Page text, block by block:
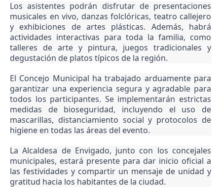
Los asistentes podrán disfrutar de presentaciones
musicales en vivo, danzas folclóricas, teatro callejero
y exhibiciones de artes plásticas. Además, habrá
actividades interactivas para toda la familia, como
talleres de arte y pintura, juegos tradicionales y
degustación de platos típicos de la región.
El Concejo Municipal ha trabajado arduamente para
garantizar una experiencia segura y agradable para
todos los participantes. Se implementarán estrictas
medidas de bioseguridad, incluyendo el uso de
mascarillas, distanciamiento social y protocolos de
higiene en todas las áreas del evento.
La Alcaldesa de Envigado, junto con los concejales
municipales, estará presente para dar inicio oficial a
las festividades y compartir un mensaje de unidad y
gratitud hacia los habitantes de la ciudad.